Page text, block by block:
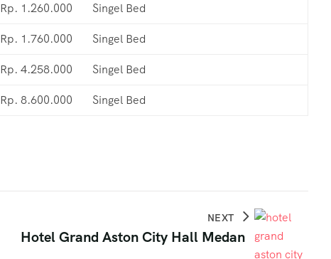
Rp. 1.260.000 Singel Bed
Rp. 1.760.000 Singel Bed
Rp. 4.258.000 Singel Bed
Rp. 8.600.000 Singel Bed
NEXT
Hotel Grand Aston City Hall Medan